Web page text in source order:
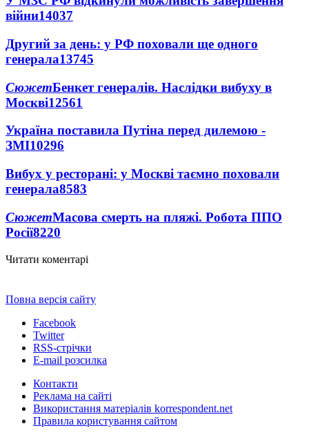
війни14037
Другий за день: у РФ поховали ще одного
генерала13745
СюжетБенкет генералів. Наслідки вибуху в
Москві12561
Україна поставила Путіна перед дилемою -
ЗМІ10296
Вибух у ресторані: у Москві таємно поховали
генерала8583
СюжетМасова смерть на пляжі. Робота ППО
Росії8220
Читати коментарі
Повна версія сайту
Facebook
Twitter
RSS-стрічки
E-mail розсилка
Контакти
Реклама на сайті
Використання матеріалів korrespondent.net
Правила користування сайтом